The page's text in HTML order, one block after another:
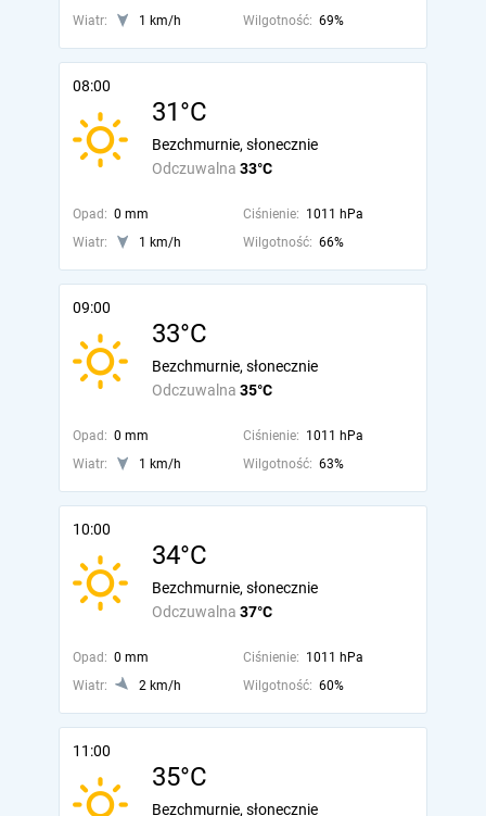
Wiatr: 1 km/h Wilgotność: 69%
08:00
31°C
Odczuwalna 33°C
Bezchmurnie, słonecznie
Opad: 0 mm Ciśnienie: 1011 hPa
Wiatr:
1 km/h Wilgotność: 66%
09:00
33°C
Odczuwalna 35°C
Bezchmurnie, słonecznie
Opad: 0 mm Ciśnienie: 1011 hPa
Wiatr:
1 km/h Wilgotność: 63%
10:00
34°C
Odczuwalna 37°C
Bezchmurnie, słonecznie
Opad: 0 mm Ciśnienie: 1011 hPa
Wiatr:
2 km/h Wilgotność: 60%
11:00
35°C
Bezchmurnie, słonecznie